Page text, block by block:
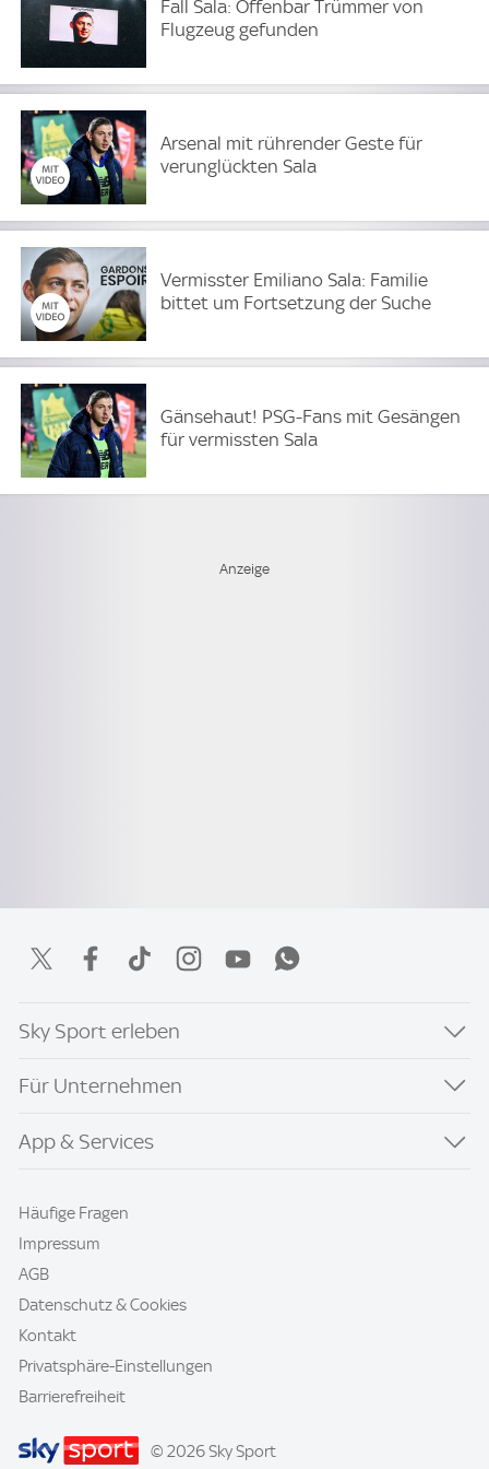
Fall Sala: Offenbar Trümmer von
Flugzeug gefunden
Arsenal mit rührender Geste für
verunglückten Sala
Vermisster Emiliano Sala: Familie
bittet um Fortsetzung der Suche
Gänsehaut! PSG-Fans mit Gesängen
für vermissten Sala
Sky Sport erleben
Für Unternehmen
App & Services
Häufige Fragen
Impressum
AGB
Datenschutz & Cookies
Kontakt
Privatsphäre-Einstellungen
Barrierefreiheit
© 2026 Sky Sport